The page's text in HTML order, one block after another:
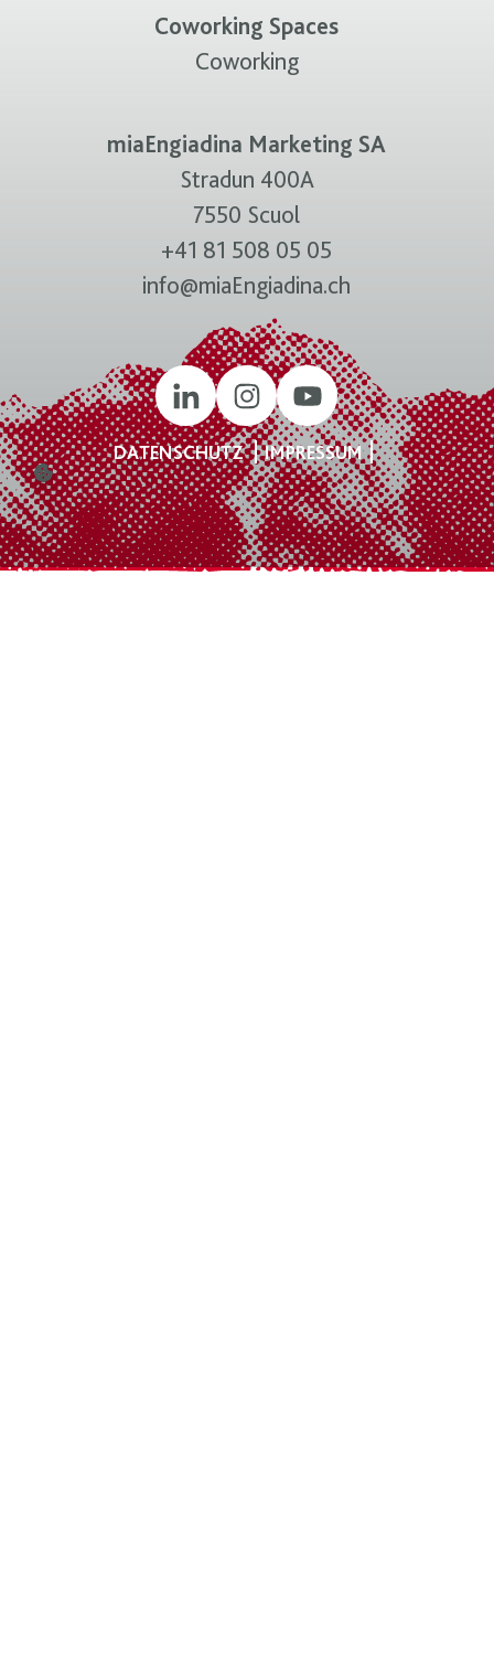
Coworking Spaces
Coworking
miaEngiadina Marketing SA
Stradun 400A
7550 Scuol
+41 81 508 05 05
info@miaEngiadina.ch
DATENSCHUTZ IMPRESSUM